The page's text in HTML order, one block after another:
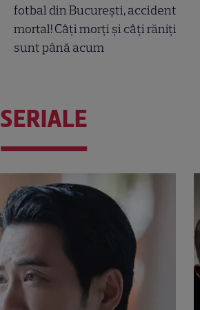
fotbal din București, accident
mortal! Câți morți și câți răniți
sunt până acum
SERIALE